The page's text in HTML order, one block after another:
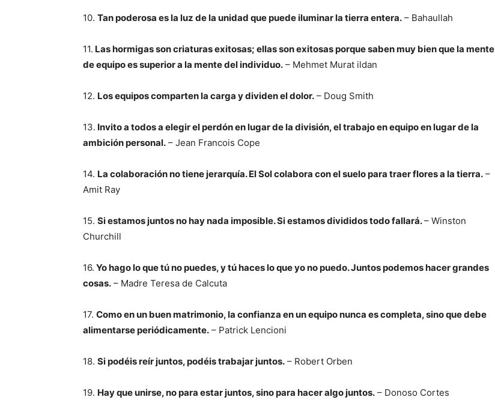
10. Tan poderosa es la luz de la unidad que puede iluminar la tierra entera. – Bahaullah
11. Las hormigas son criaturas exitosas; ellas son exitosas porque saben muy bien que la mente
de equipo es superior a la mente del individuo. – Mehmet Murat ildan
12. Los equipos comparten la carga y dividen el dolor. – Doug Smith
13. Invito a todos a elegir el perdón en lugar de la división, el trabajo en equipo en lugar de la
ambición personal. – Jean Francois Cope
14. La colaboración no tiene jerarquía. El Sol colabora con el suelo para traer flores a la tierra. –
Amit Ray
15. Si estamos juntos no hay nada imposible. Si estamos divididos todo fallará.– Winston
Churchill
16. Yo hago lo que tú no puedes, y tú haces lo que yo no puedo. Juntos podemos hacer grandes
cosas. – Madre Teresa de Calcuta
17. Como en un buen matrimonio, la confianza en un equipo nunca es completa, sino que debe
alimentarse periódicamente. – Patrick Lencioni
18. Si podéis reír juntos, podéis trabajar juntos. – Robert Orben
19. Hay que unirse, no para estar juntos, sino para hacer algo juntos. – Donoso Cortes